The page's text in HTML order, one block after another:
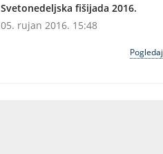
Svetonedeljska fišijada 2016.
05. rujan 2016. 15:48
Pogledaj